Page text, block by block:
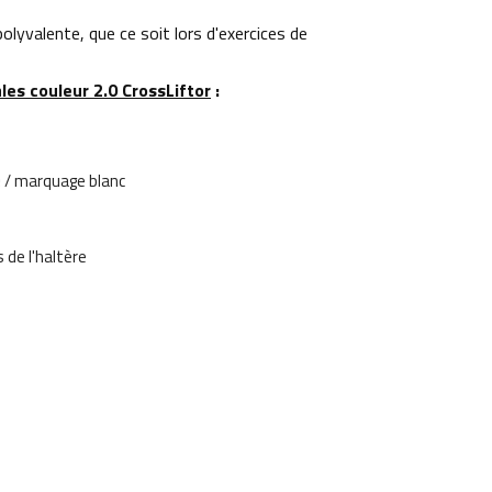
que ce soit lors d'exercices de
couleur 2.0 CrossLiftor :
marquage blanc
de l'haltère